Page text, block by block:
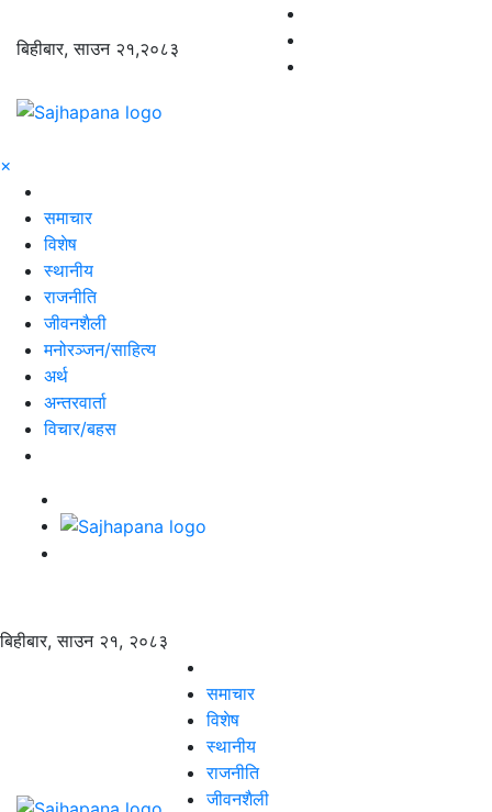
बिहीबार, साउन २१,२०८३
×
समाचार
विशेष
स्थानीय
राजनीति
जीवनशैली
मनोरञ्जन/साहित्य
अर्थ
अन्तरवार्ता
विचार/बहस
बिहीबार, साउन २१, २०८३
समाचार
विशेष
स्थानीय
राजनीति
जीवनशैली